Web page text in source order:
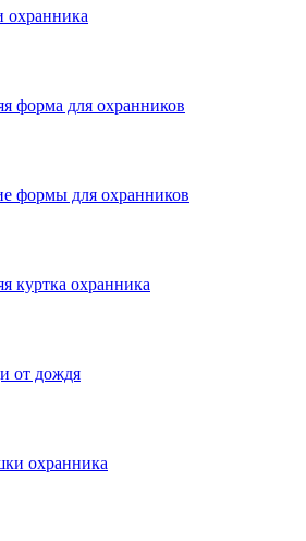
охранника
форма для охранников
формы для охранников
куртка охранника
от дождя
охранника